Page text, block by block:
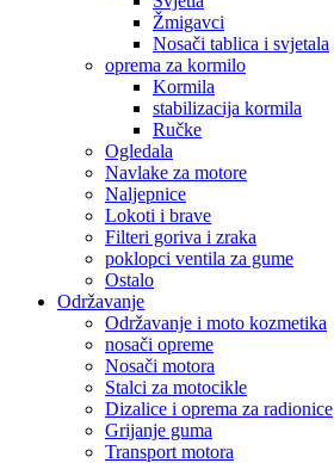
Žmigavci
Nosači tablica i svjetala
oprema za kormilo
Kormila
stabilizacija kormila
Ručke
Ogledala
Navlake za motore
Naljepnice
Lokoti i brave
Filteri goriva i zraka
poklopci ventila za gume
Ostalo
Održavanje
Održavanje i moto kozmetika
nosači opreme
Nosači motora
Stalci za motocikle
Dizalice i oprema za radionice
Grijanje guma
Transport motora